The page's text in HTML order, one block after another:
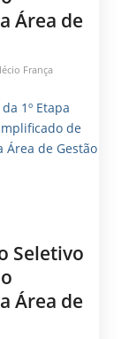
Área de
França
1º Etapa
de
Área de Gestão
Seletivo
Área de